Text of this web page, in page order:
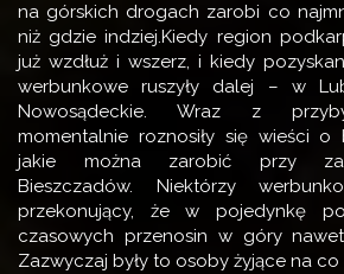
na górskich drogach zarobi co
niż gdzie indziej.Kiedy region
już wzdłuż i wszerz, i kiedy
werbunkowe ruszyły dalej – w
Nowosądeckie. Wraz z
momentalnie roznosiły się wieści o
jakie można zarobić przy
Bieszczadów. Niektórzy
przekonujący, że w pojedynkę
czasowych przenosin w góry
Zazwyczaj były to osoby żyjące na